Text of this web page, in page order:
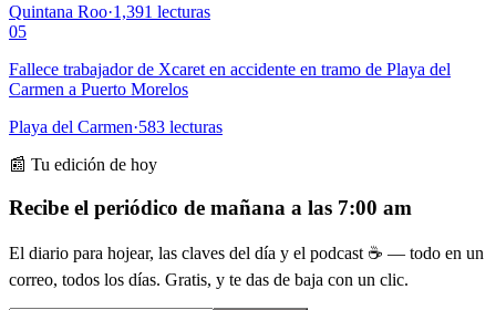
Quintana Roo·1,391 lecturas
05
Fallece trabajador de Xcaret en accidente en tramo de Playa del
Carmen a Puerto Morelos
Playa del Carmen·583 lecturas
📰 Tu edición de hoy
Recibe el periódico de mañana a las 7:00 am
El diario para hojear, las claves del día y el podcast ☕ — todo en un
correo, todos los días. Gratis, y te das de baja con un clic.